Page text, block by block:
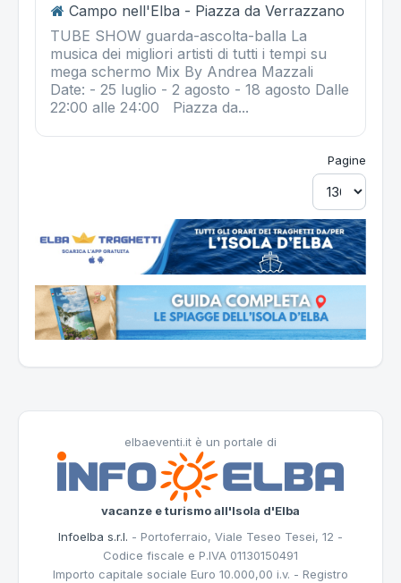
Campo nell'Elba - Piazza da Verrazzano
TUBE SHOW guarda-ascolta-balla La
musica dei migliori artisti di tutti i tempi su
mega schermo Mix By Andrea Mazzali
Date: - 25 luglio - 2 agosto - 18 agosto Dalle
22:00 alle 24:00 Piazza da...
Pagine
elbaeventi.it è un portale di
vacanze e turismo all'Isola d'Elba
Infoelba s.r.l. - Portoferraio, Viale Teseo Tesei, 12 -
Codice fiscale e P.IVA 01130150491
Importo capitale sociale Euro 10.000,00 i.v. - Registro